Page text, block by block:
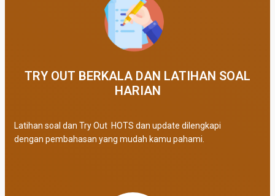
TRY OUT BERKALA DAN LATIHAN SOAL
HARIAN
Latihan soal dan Try Out HOTS dan update dilengkapi
dengan pembahasan yang mudah kamu pahami.